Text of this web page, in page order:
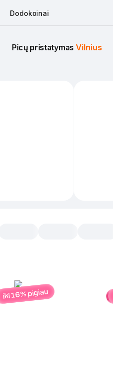
Dodokoinai
Picų pristatymas Vilnius
iki 16% pigiau